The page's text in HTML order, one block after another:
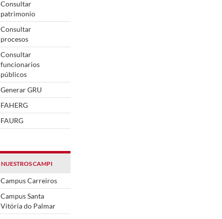
Consultar
patrimonio
Consultar
procesos
Consultar
funcionarios
públicos
Generar GRU
FAHERG
FAURG
NUESTROS CAMPI
Campus Carreiros
Campus Santa
Vitória do Palmar